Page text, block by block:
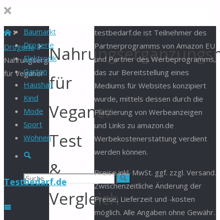
Baumarkt
Drogerie
Elektronik
Garten
Haushalt
Kind
Mode
Sport
Wohnen
Suche
Suchen Suche
Testbedarf.de
Start
Drogerie
Nahrungsergänzungsmittel
für Veganer für
Veganer
Test
&
Vergleich
testbedarf.de ist Teilnehmer des
Partnerprogramms von Amazon EU
und Partner des Werbeprogramms,
das zur Bereitstellung eines
Mediums für Websites konzipiert
wurde, mittels dessen durch die
Platzierung von Werbeanzeigen
und Links zu amazon.de
Werbekostenerstattung verdient
werden können.
Preise inkl. MwSt. ggf. zzgl. Versand.
Zwischenzeitliche Änderung der
Preise, Lieferzeit und -kosten
möglich. Alle Angaben ohne Gewähr.